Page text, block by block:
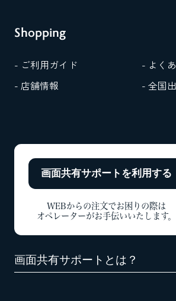
Shopping
- ご利用ガイド
- よく
- 店舗情報
- 全国
画面共有サポートを利用する
WEBからの注文でお困りの際は
オペレーターがお手伝いいたします。
画面共有サポートとは？